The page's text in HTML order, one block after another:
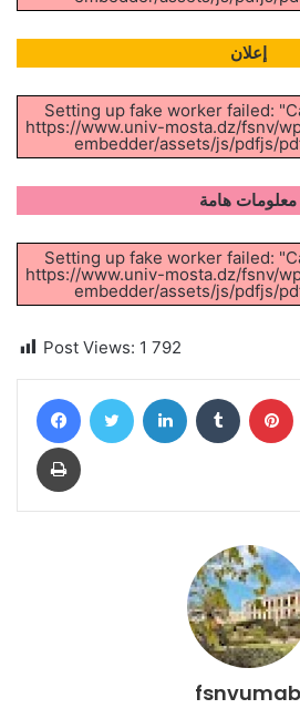
إعلان
Setting up fake worker failed:
https://www.univ-mosta.dz/fsnv/
embedder/assets/js/pdfjs/
معلومات هامة
Setting up fake worker failed:
https://www.univ-mosta.dz/fsnv/
embedder/assets/js/pdfjs/
Post Views: 1 792
FacebookTwitter Linkedin Tumblr
Imprimer
fsnvumab